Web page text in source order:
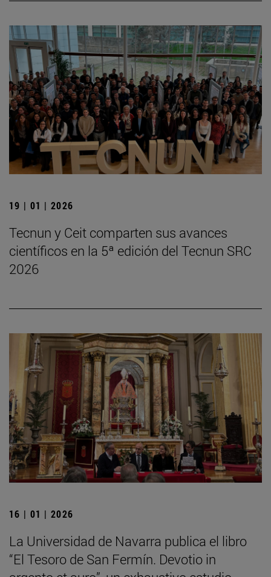
19 | 01 | 2026
Tecnun y Ceit comparten sus avances
científicos en la 5ª edición del Tecnun SRC
2026
16 | 01 | 2026
La Universidad de Navarra publica el libro
“El Tesoro de San Fermín. Devotio in